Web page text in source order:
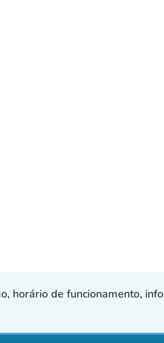
horário de funcionamento,